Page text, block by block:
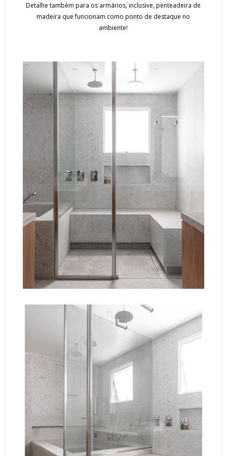
Detalhe também para os armários, inclusive, penteadeira de
madeira que funcionam como ponto de destaque no
ambiente!